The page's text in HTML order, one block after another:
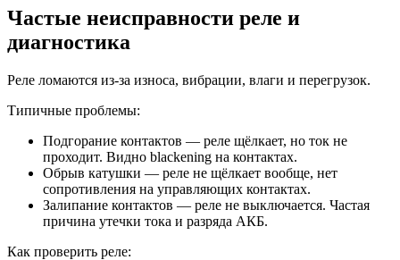
Частые неисправности реле и
диагностика
Реле ломаются из-за износа, вибрации, влаги и перегрузок.
Типичные проблемы:
Подгорание контактов — реле щёлкает, но ток не
проходит. Видно blackening на контактах.
Обрыв катушки — реле не щёлкает вообще, нет
сопротивления на управляющих контактах.
Залипание контактов — реле не выключается. Частая
причина утечки тока и разряда АКБ.
Как проверить реле: